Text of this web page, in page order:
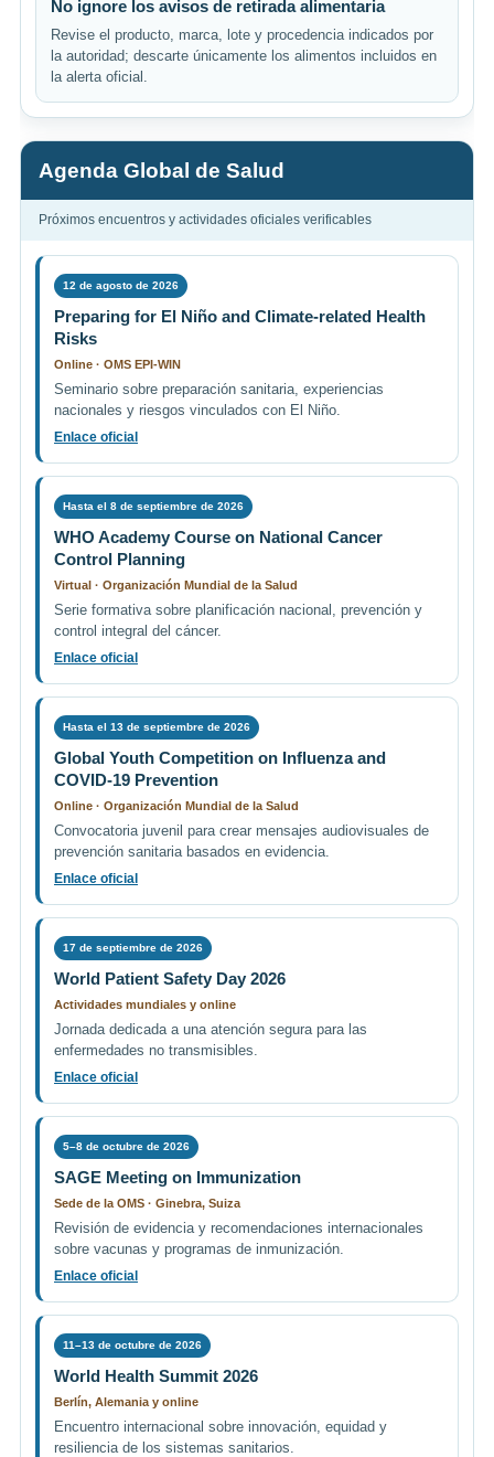
No ignore los avisos de retirada alimentaria
Revise el producto, marca, lote y procedencia indicados por
la autoridad; descarte únicamente los alimentos incluidos en
la alerta oficial.
Agenda Global de Salud
Próximos encuentros y actividades oficiales verificables
12 de agosto de 2026
Preparing for El Niño and Climate-related Health
Risks
Online · OMS EPI-WIN
Seminario sobre preparación sanitaria, experiencias
nacionales y riesgos vinculados con El Niño.
Enlace oficial
Hasta el 8 de septiembre de 2026
WHO Academy Course on National Cancer
Control Planning
Virtual · Organización Mundial de la Salud
Serie formativa sobre planificación nacional, prevención y
control integral del cáncer.
Enlace oficial
Hasta el 13 de septiembre de 2026
Global Youth Competition on Influenza and
COVID-19 Prevention
Online · Organización Mundial de la Salud
Convocatoria juvenil para crear mensajes audiovisuales de
prevención sanitaria basados en evidencia.
Enlace oficial
17 de septiembre de 2026
World Patient Safety Day 2026
Actividades mundiales y online
Jornada dedicada a una atención segura para las
enfermedades no transmisibles.
Enlace oficial
5–8 de octubre de 2026
SAGE Meeting on Immunization
Sede de la OMS · Ginebra, Suiza
Revisión de evidencia y recomendaciones internacionales
sobre vacunas y programas de inmunización.
Enlace oficial
11–13 de octubre de 2026
World Health Summit 2026
Berlín, Alemania y online
Encuentro internacional sobre innovación, equidad y
resiliencia de los sistemas sanitarios.